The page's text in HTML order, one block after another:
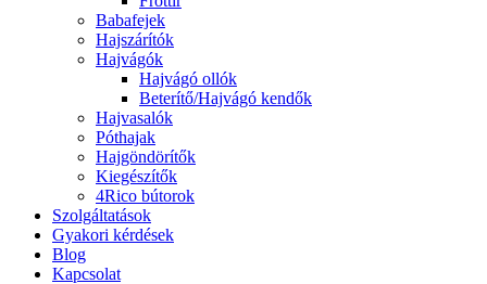
Babafejek
Hajszárítók
Hajvágók
Hajvágó ollók
Beterítő/Hajvágó kendők
Hajvasalók
Póthajak
Hajgöndörítők
Kiegészítők
4Rico bútorok
Szolgáltatások
Gyakori kérdések
Blog
Kapcsolat